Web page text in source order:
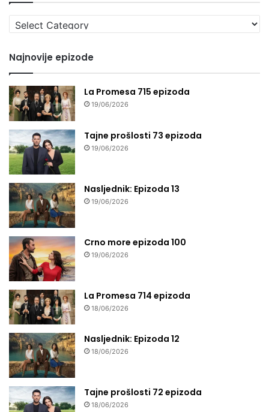
Izaberi
seriju
Najnovije epizode
La Promesa 715 epizoda
19/06/2026
Tajne prošlosti 73 epizoda
19/06/2026
Nasljednik: Epizoda 13
19/06/2026
Crno more epizoda 100
19/06/2026
La Promesa 714 epizoda
18/06/2026
Nasljednik: Epizoda 12
18/06/2026
Tajne prošlosti 72 epizoda
18/06/2026